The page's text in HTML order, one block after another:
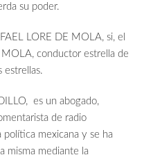
su poder.
LORE DE MOLA, si, el
conductor estrella de
estrellas.
es un abogado,
de radio
mexicana y se ha
misma mediante la